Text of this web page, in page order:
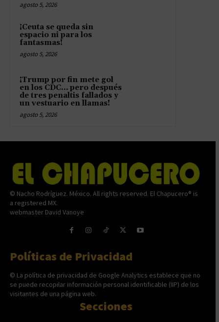
agosto 5, 2026
¡Ceuta se queda sin
espacio ni para los
fantasmas!
agosto 5, 2026
¡Trump por fin mete gol
en los CDC… pero después
de tres penaltis fallados y
un vestuario en llamas!
agosto 5, 2026
© Nacho Rodríguez. México. All rights reserved. El Chapucero® is
a registered MX.
webmaster David Vanoye
Políticas de Privacidad
© La política de privacidad de Google Analytics establece que no
se puede recopilar información personal identificable (IIP) de los
visitantes de una página web.
Secciones